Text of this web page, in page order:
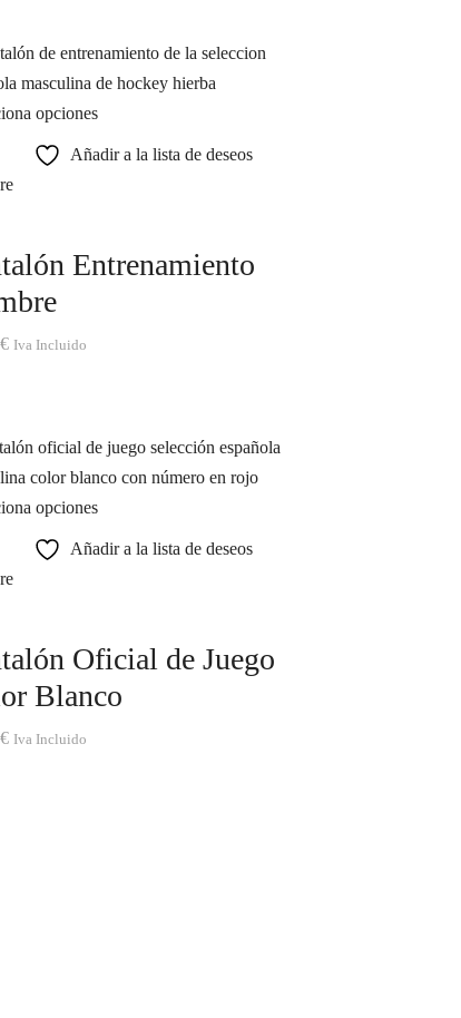
opciones
Añadir a la lista de deseos
Entrenamiento
€ Iva Incluido
opciones
Añadir a la lista de deseos
Oficial de Juego
Blanco
€ Iva Incluido